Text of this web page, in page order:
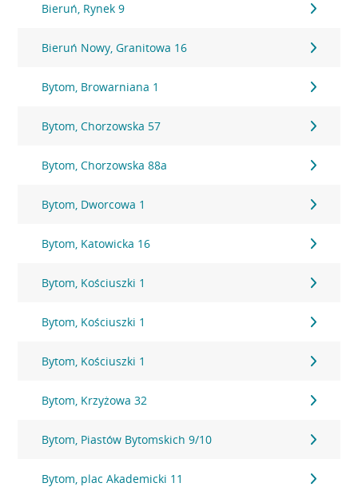
Bieruń, Rynek 9
Bieruń Nowy, Granitowa 16
Bytom, Browarniana 1
Bytom, Chorzowska 57
Bytom, Chorzowska 88a
Bytom, Dworcowa 1
Bytom, Katowicka 16
Bytom, Kościuszki 1
Bytom, Kościuszki 1
Bytom, Kościuszki 1
Bytom, Krzyżowa 32
Bytom, Piastów Bytomskich 9/10
Bytom, plac Akademicki 11